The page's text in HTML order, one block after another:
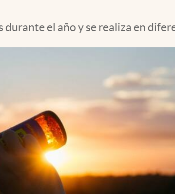
durante el año y se realiza en